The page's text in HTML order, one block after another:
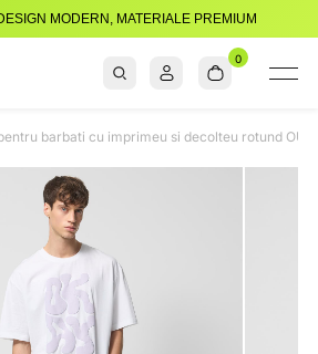
MODERN, MATERIALE PREMIUM
0
barbati cu imprimeu si decolteu rotund